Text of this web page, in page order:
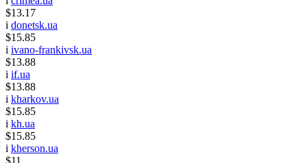
$13.17
i donetsk.ua
$15.85
i ivano-frankivsk.ua
$13.88
i if.ua
$13.88
i kharkov.ua
$15.85
i kh.ua
$15.85
i kherson.ua